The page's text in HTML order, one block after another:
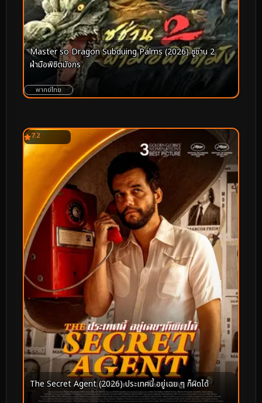
Master so Dragon Subduing Palms (2026) ซูช่าน 2
ฝ่ามือพิชิตมังกร
พากย์ไทย
7.2
The Secret Agent (2026) ประเทศนี้ อยู่เฉย ๆ ก็ผิดได้